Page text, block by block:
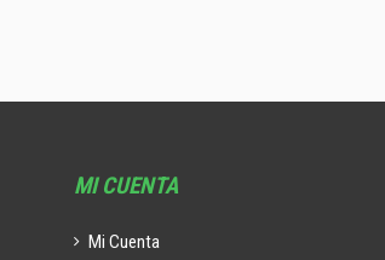
MI CUENTA
Mi Cuenta